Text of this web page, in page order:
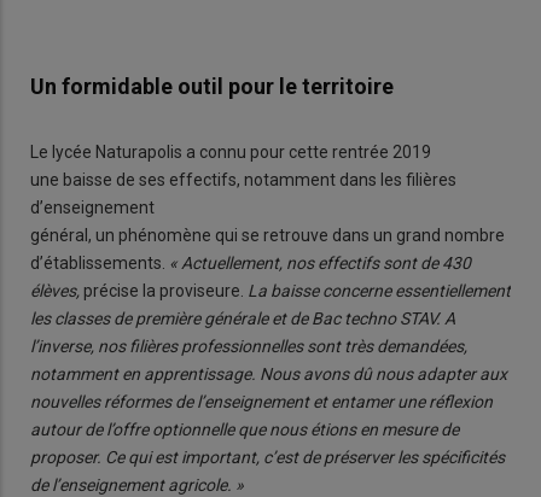
Un formidable outil pour le territoire
Le lycée Naturapolis a connu pour cette rentrée 2019
une baisse de ses effectifs, notamment dans les filières
d’enseignement
général, un phénomène qui se retrouve dans un grand nombre
d’établissements. « Actuellement, nos effectifs sont de 430
élèves, précise la proviseure. La baisse concerne essentiellement
les classes de première générale et de Bac techno STAV. A
l’inverse, nos filières professionnelles sont très demandées,
notamment en apprentissage. Nous avons dû nous adapter aux
nouvelles réformes de l’enseignement et entamer une réflexion
autour de l’offre optionnelle que nous étions en mesure de
proposer. Ce qui est important, c’est de préserver les spécificités
de l’enseignement agricole. »